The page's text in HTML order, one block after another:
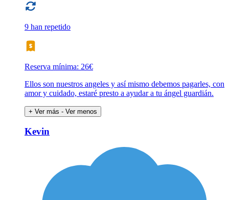
9 han repetido
Reserva mínima: 26€
Ellos son nuestros angeles y así mismo debemos pagarles, con
amor y cuidado, estaré presto a ayudar a tu ángel guardián.
+ Ver más - Ver menos
Kevin